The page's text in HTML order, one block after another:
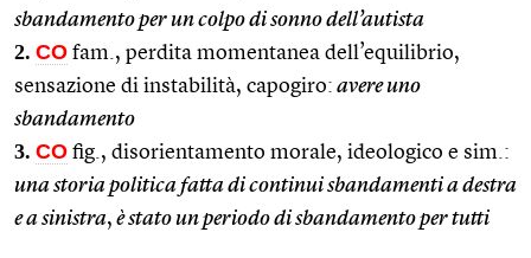
sbandamento per un colpo di sonno dell’autista
2. CO fam., perdita momentanea dell’equilibrio,
sensazione di instabilità, capogiro: avere uno
sbandamento
3. CO fig., disorientamento morale, ideologico e sim.:
una storia politica fatta di continui sbandamenti a destra
e a sinistra, è stato un periodo di sbandamento per tutti